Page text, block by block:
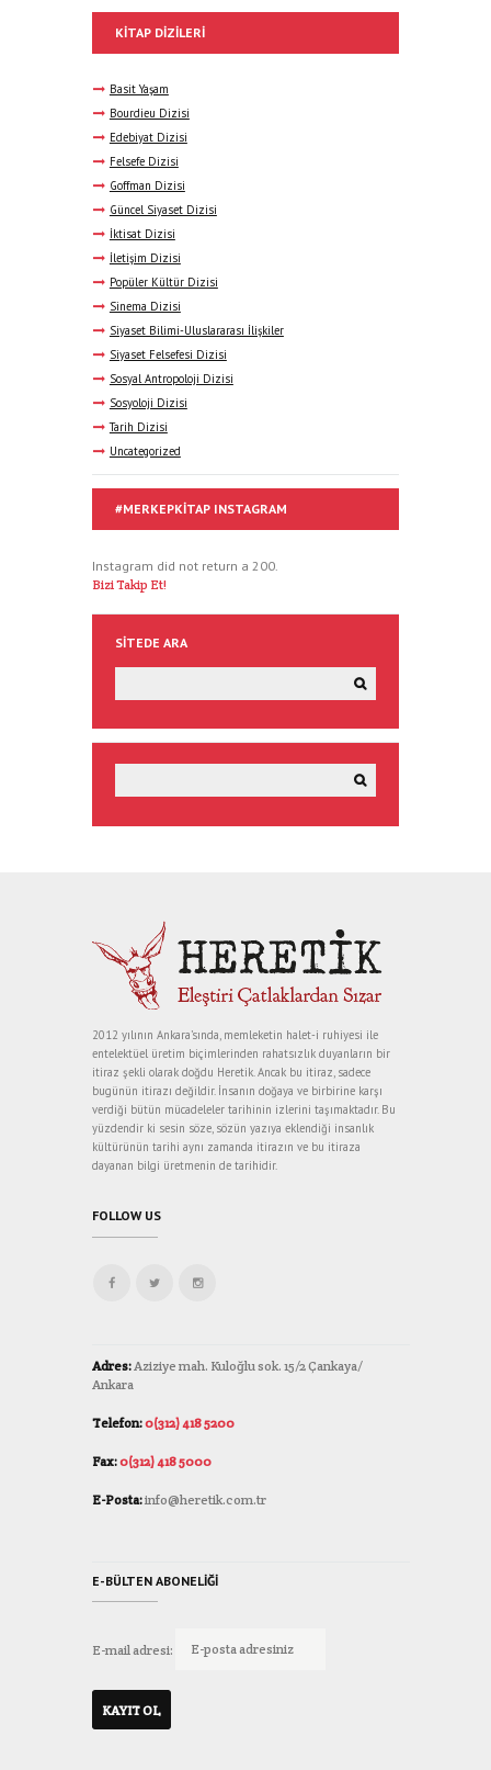
KITAP DIZILERI
Basit Yaşam
Bourdieu Dizisi
Edebiyat Dizisi
Felsefe Dizisi
Goffman Dizisi
Güncel Siyaset Dizisi
İktisat Dizisi
İletişim Dizisi
Popüler Kültür Dizisi
Sinema Dizisi
Siyaset Bilimi-Uluslararası İlişkiler
Siyaset Felsefesi Dizisi
Sosyal Antropoloji Dizisi
Sosyoloji Dizisi
Tarih Dizisi
Uncategorized
#MERKEPKITAP INSTAGRAM
Instagram did not return a 200.
Bizi Takip Et!
SITEDE ARA
2012 yılının Ankara’sında, memleketin halet-i ruhiyesi ile
entelektüel üretim biçimlerinden rahatsızlık duyanların bir
itiraz şekli olarak doğdu Heretik. Ancak bu itiraz, sadece
bugünün itirazı değildir. İnsanın doğaya ve birbirine karşı
verdiği bütün mücadeleler tarihinin izlerini taşımaktadır. Bu
yüzdendir ki sesin söze, sözün yazıya eklendiği insanlık
kültürünün tarihi aynı zamanda itirazın ve bu itiraza
dayanan bilgi üretmenin de tarihidir.
FOLLOW US
Adres: Aziziye mah. Kuloğlu sok. 15/2 Çankaya/
Ankara
Telefon:0(312) 418 5200
Fax:0(312) 418 5000
E-Posta:info@heretik.com.tr
E-BÜLTEN ABONELIĞI
E-mail adresi: